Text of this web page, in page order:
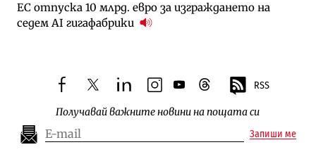
ЕС отпуска 10 млрд. евро за изграждането на
седем AI гигафабрики
facebooktwitterlinkedininstagram
youtubethreads RSS
Получавай важните новини на пощата си
Запиши ме